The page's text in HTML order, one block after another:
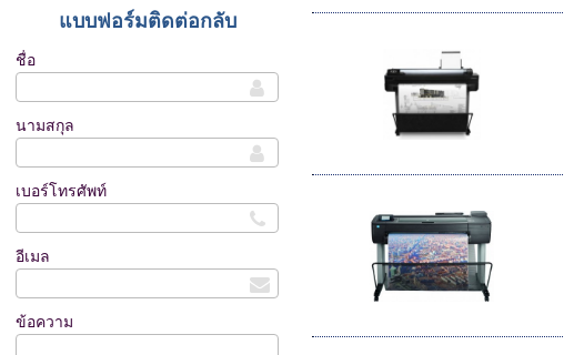
แบบฟอร์มติดต่อกลับ
ชื่อ
นามสกุล
เบอร์โทรศัพท์
อีเมล
ข้อความ